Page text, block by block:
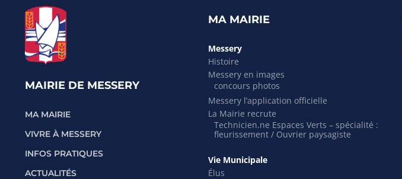
MAIRIE DE MESSERY
MA MAIRIE
VIVRE À MESSERY
INFOS PRATIQUES
ACTUALITÉS
MA MAIRIE
Messery
Histoire
Messery en images
concours photos
Messery l’application officielle
La Mairie recrute
Technicien.ne Espaces Verts – spécialité :
fleurissement / Ouvrier paysagiste
Vie Municipale
Élus